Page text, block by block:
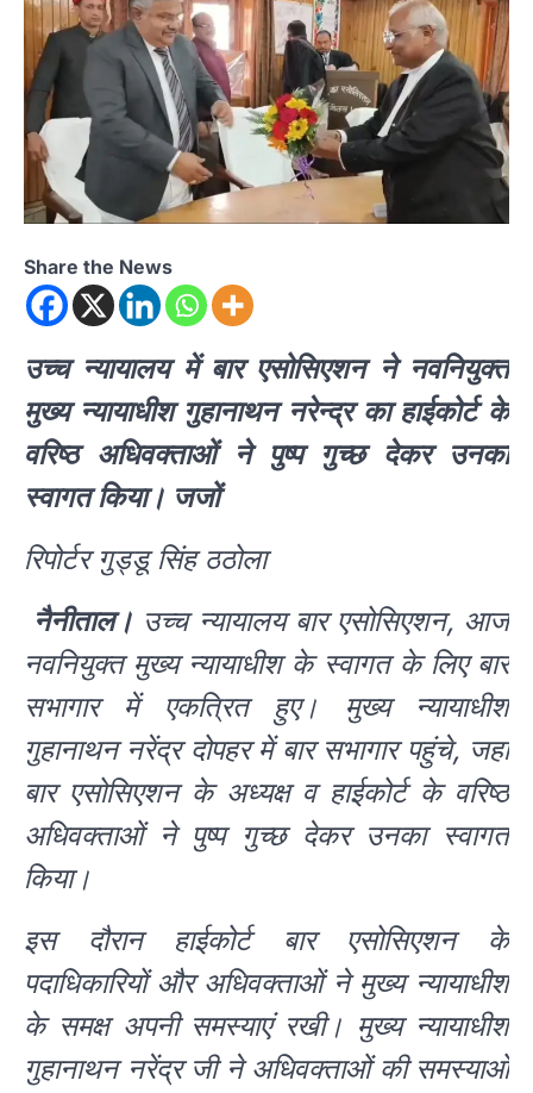
Share the News
उच्च न्यायालय में बार एसोसिएशन ने नवनियुक्त
मुख्य न्यायाधीश गुहानाथन नरेन्द्र का हाईकोर्ट के
वरिष्ठ अधिवक्ताओं ने पुष्प गुच्छ देकर उनका
स्वागत किया। जजों
रिपोर्टर गुड्डू सिंह ठठोला
नैनीताल। उच्च न्यायालय बार एसोसिएशन, आज
नवनियुक्त मुख्य न्यायाधीश के स्वागत के लिए बार
सभागार में एकत्रित हुए। मुख्य न्यायाधीश
गुहानाथन नरेंद्र दोपहर में बार सभागार पहुंचे, जहां
बार एसोसिएशन के अध्यक्ष व हाईकोर्ट के वरिष्ठ
अधिवक्ताओं ने पुष्प गुच्छ देकर उनका स्वागत
किया।
इस दौरान हाईकोर्ट बार एसोसिएशन के
पदाधिकारियों और अधिवक्ताओं ने मुख्य न्यायाधीश
के समक्ष अपनी समस्याएं रखी। मुख्य न्यायाधीश
गुहानाथन नरेंद्र जी ने अधिवक्ताओं की समस्याओं